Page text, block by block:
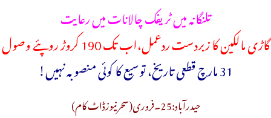
تلنگانہ میں ٹریفک چالانات میں رعایت
گاڑی مالکین کا زبردست ردعمل،اب تک 190 کروڑ روپئے وصول
31 مارچ قطعی تاریخ، توسیع کا کوئی منصوبہ نہیں!
حیدرآباد:25۔فروری(سحرنیوزڈاٹ کام)